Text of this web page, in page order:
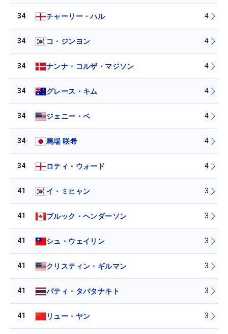
34 チャーリー・ハル 4
34 コ・ジンヨン 4
34 ナンナ・コルザ・マジソン 4
34 グレース・キム 4
34 ジェニー・ベ 4
34 馬場 咲希 4
34 ロティ・ウォード 4
41 イ・ミヒャン 3
41 ブルック・ヘンダーソン 3
41 シュ・ウェイリン 3
41 クリスティン・ギルマン 3
41 パティ・タバタナキト 3
41 リュー・ヤン 3